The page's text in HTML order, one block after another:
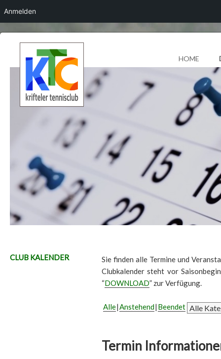
HOME
CLUB KALENDER
Sie finden alle Termine und
Clubkalender steht vor
“DOWNLOAD” zur Verfügung.
Alle Anstehend Beendet
Termin
Anmelden